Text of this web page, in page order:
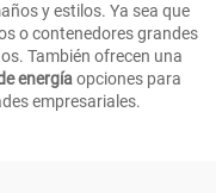
y estilos. Ya sea que
o contenedores grandes
También ofrecen una
energíaopciones para
empresariales.